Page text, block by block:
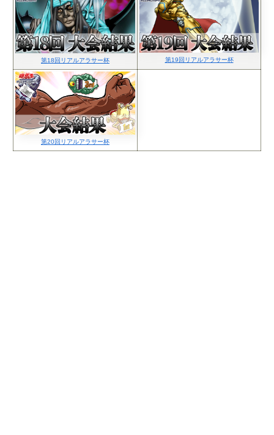
第18回リアルアラサー杯 第19回リアルアラサー杯
第20回リアルアラサー杯